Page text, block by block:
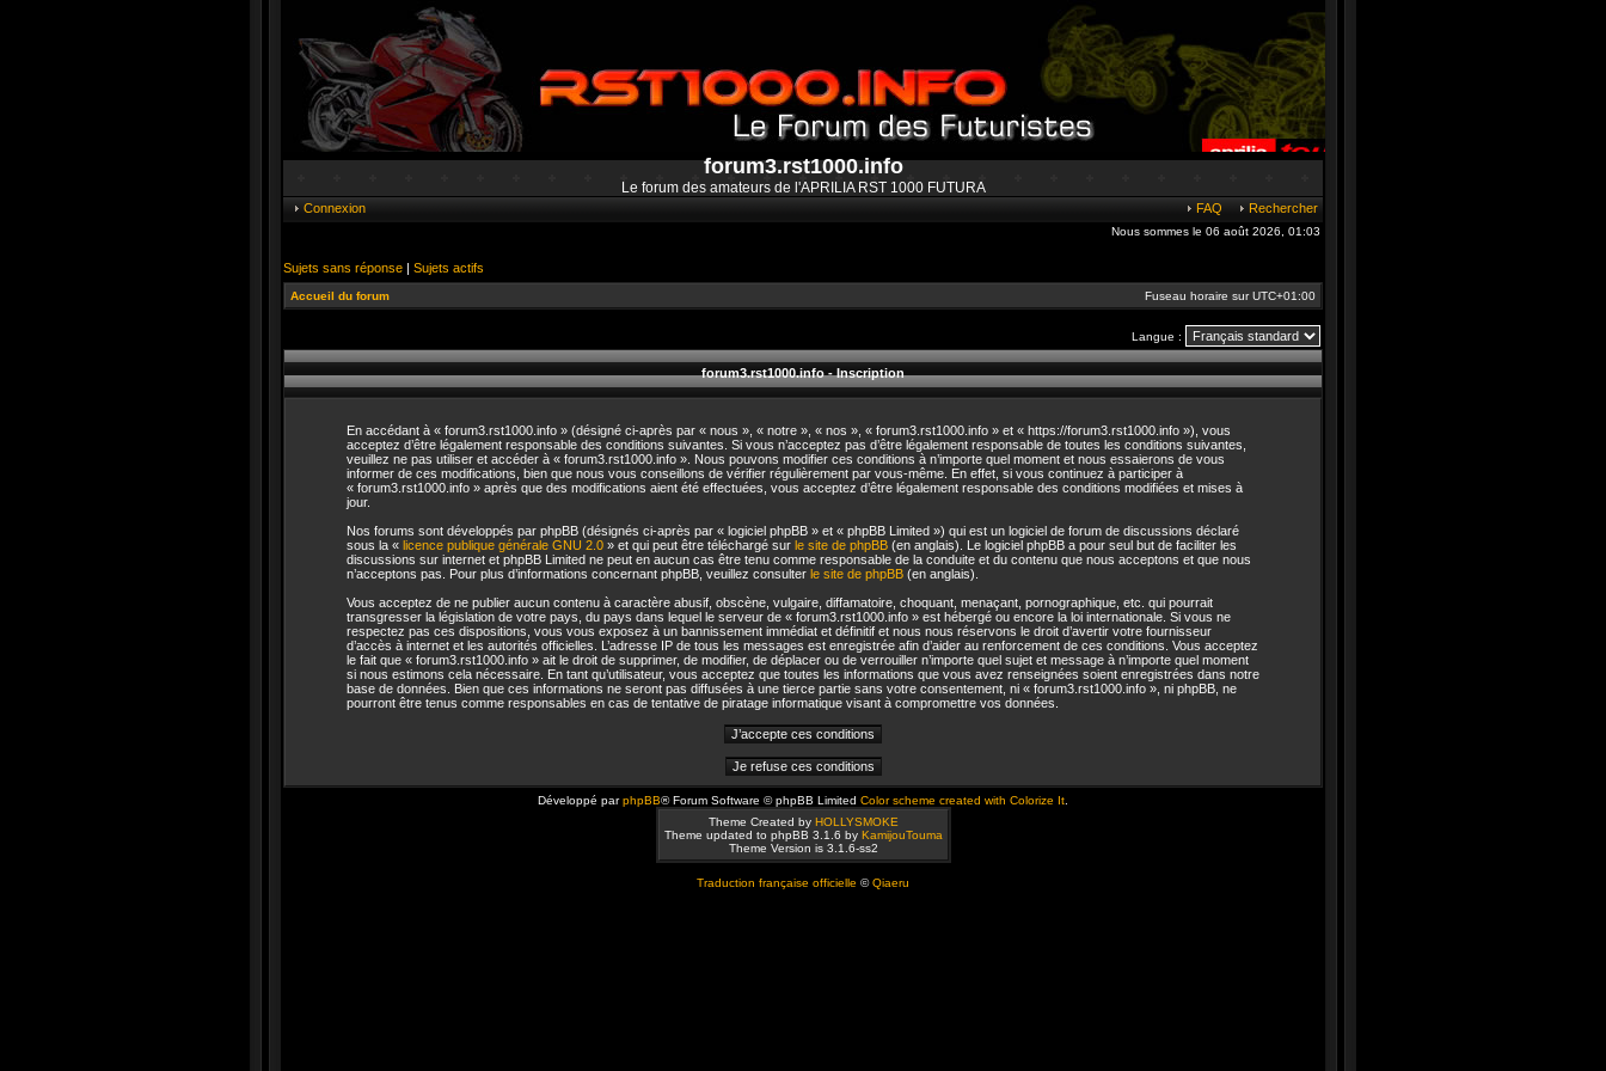
forum3.rst1000.info
Le forum des amateurs de l'APRILIA RST 1000 FUTURA
Connexion FAQ Rechercher
Nous sommes le 06 août 2026, 01:03
Sujets sans réponse | Sujets actifs
Accueil du forum Fuseau horaire surUTC+01:00
Langue :
forum3.rst1000.info - Inscription
En accédant à « forum3.rst1000.info » (désigné ci-après par « nous », « notre », « nos », « forum3.rst1000.info » et « https://forum3.rst1000.info »), vous
acceptez d’être légalement responsable des conditions suivantes. Si vous n’acceptez pas d’être légalement responsable de toutes les conditions suivantes,
veuillez ne pas utiliser et accéder à « forum3.rst1000.info ». Nous pouvons modifier ces conditions à n’importe quel moment et nous essaierons de vous
informer de ces modifications, bien que nous vous conseillons de vérifier régulièrement par vous-même. En effet, si vous continuez à participer à
« forum3.rst1000.info » après que des modifications aient été effectuées, vous acceptez d’être légalement responsable des conditions modifiées et mises à
jour.
Nos forums sont développés par phpBB (désignés ci-après par « logiciel phpBB » et « phpBB Limited ») qui est un logiciel de forum de discussions déclaré
sous la « licence publique générale GNU 2.0 » et qui peut être téléchargé sur le site de phpBB (en anglais). Le logiciel phpBB a pour seul but de faciliter les
discussions sur internet et phpBB Limited ne peut en aucun cas être tenu comme responsable de la conduite et du contenu que nous acceptons et que nous
n’acceptons pas. Pour plus d’informations concernant phpBB, veuillez consulter le site de phpBB (en anglais).
Vous acceptez de ne publier aucun contenu à caractère abusif, obscène, vulgaire, diffamatoire, choquant, menaçant, pornographique, etc. qui pourrait
transgresser la législation de votre pays, du pays dans lequel le serveur de « forum3.rst1000.info » est hébergé ou encore la loi internationale. Si vous ne
respectez pas ces dispositions, vous vous exposez à un bannissement immédiat et définitif et nous nous réservons le droit d’avertir votre fournisseur
d’accès à internet et les autorités officielles. L’adresse IP de tous les messages est enregistrée afin d’aider au renforcement de ces conditions. Vous acceptez
le fait que « forum3.rst1000.info » ait le droit de supprimer, de modifier, de déplacer ou de verrouiller n’importe quel sujet et message à n’importe quel moment
si nous estimons cela nécessaire. En tant qu’utilisateur, vous acceptez que toutes les informations que vous avez renseignées soient enregistrées dans notre
base de données. Bien que ces informations ne seront pas diffusées à une tierce partie sans votre consentement, ni « forum3.rst1000.info », ni phpBB, ne
pourront être tenus comme responsables en cas de tentative de piratage informatique visant à compromettre vos données.
Développé parphpBB® Forum Software © phpBB Limited Color scheme created with Colorize It
Theme Created by HOLLYSMOKE
Theme updated to phpBB 3.1.6 by KamijouTouma
Theme Version is 3.1.6-ss2
Traduction française officielle ©Qiaeru